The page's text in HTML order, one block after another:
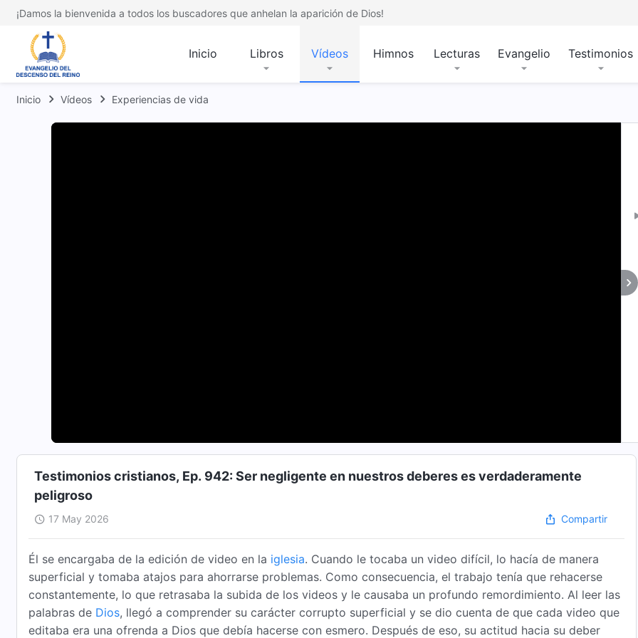
¡Damos la bienvenida a todos los buscadores que anhelan la aparición de Dios!
Inicio Libros Vídeos Himnos Lecturas Evangelio Testimonios
Inicio Vídeos Experiencias de vida
Testimonios cristianos, Ep. 942: Ser negligente en nuestros deberes es verdaderamente
peligroso
17 May 2026 Compartir
Él se encargaba de la edición de video en la iglesia. Cuando le tocaba un video difícil, lo hacía de manera
superficial y tomaba atajos para ahorrarse problemas. Como consecuencia, el trabajo tenía que rehacerse
constantemente, lo que retrasaba la subida de los videos y le causaba un profundo remordimiento. Al leer las
palabras de Dios, llegó a comprender su carácter corrupto superficial y se dio cuenta de que cada video que
editaba era una ofrenda a Dios que debía hacerse con esmero. Después de eso, su actitud hacia su deber